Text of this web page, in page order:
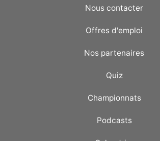
Nous contacter
Offres d'emploi
Nos partenaires
Quiz
Championnats
Podcasts